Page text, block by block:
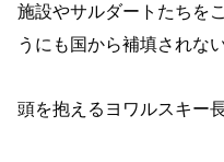
施設やサルダートたちを
うにも国から補填されな
頭を抱えるヨワルスキー長